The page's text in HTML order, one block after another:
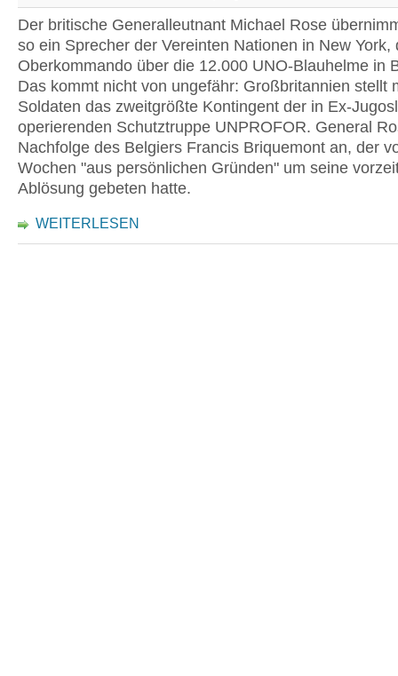
Der britische Generalleutnant Michael Rose
so ein Sprecher der Vereinten Nationen in New York,
Oberkommando über die 12.000 UNO-Blauhelme in
Das kommt nicht von ungefähr: Großbritannien stellt
Soldaten das zweitgrößte Kontingent der in Ex-
operierenden Schutztruppe UNPROFOR. General
Nachfolge des Belgiers Francis Briquemont an, der
Wochen "aus persönlichen Gründen" um seine
Ablösung gebeten hatte.
WEITERLESEN